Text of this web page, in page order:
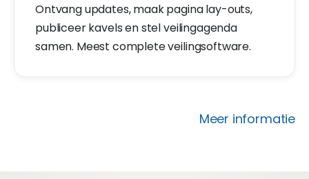
Ontvang updates, maak pagina lay-outs,
publiceer kavels en stel veilingagenda
samen. Meest complete veilingsoftware.
Meer informatie